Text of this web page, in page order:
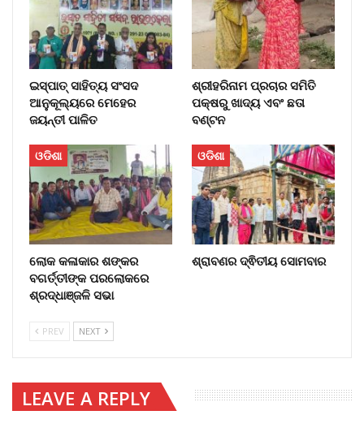
ଇସ୍ପାତ୍ ସାହିତ୍ୟ ସଂସଦ
ଆନୁକୂଲ୍ୟରେ ମେହେର
ଜୟନ୍ତୀ ପାଳିତ
ଶ୍ରୀହରିନାମ ପ୍ରଚାର ସମିତି
ପକ୍ଷରୁ ଖାଦ୍ୟ ଏବଂ ଛତା
ବଣ୍ଟନ
ଓଡିଶା
ଲୋକ କଳାକାର ଶଙ୍କର
ବଗର୍ତ୍ତୀଙ୍କ ପରଲୋକରେ
ଶ୍ରଦ୍ଧାଞ୍ଜଳି ସଭା
ଓଡିଶା
ଶ୍ରାବଣର ଦ୍ଵିତୀୟ ସୋମବାର
PREV NEXT
LEAVE A REPLY